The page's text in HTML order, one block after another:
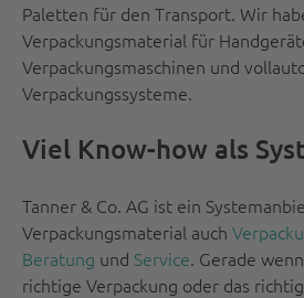
Paletten für den Transport. Wir
Verpackungsmaterial für
Verpackungsmaschinen und
Verpackungssysteme.
Viel Know-how als
Tanner & Co. AG ist ein
Verpackungsmaterial auch
Beratung und Service. Gerade
richtige Verpackung oder das